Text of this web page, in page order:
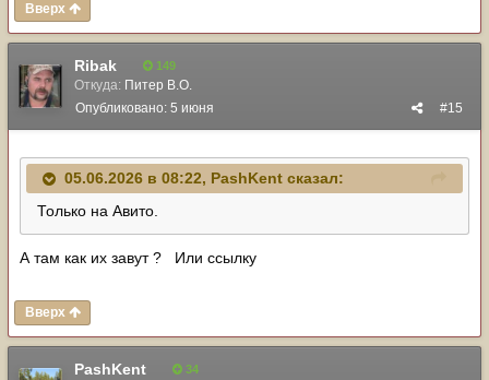
Вверх
Ribak 149
Откуда: Питер В.О.
#15
Опубликовано: 5 июня
05.06.2026 в 08:22, PashKent сказал:
Только на Авито.
А там как их завут ? Или ссылку
Вверх
PashKent 34